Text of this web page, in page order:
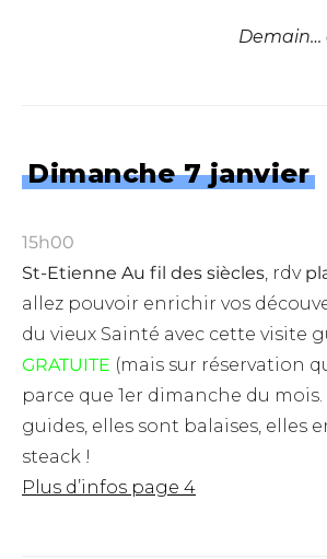
Demain…
Dimanche 7 janvier
15h00
St-Etienne Au fil des siècles , rdv
allez pouvoir enrichir vos
du vieux Sainté avec cette visite
GRATUITE (mais sur réservation
parce que 1er dimanche du
guides, elles sont balaises, elles
steack !
Plus d’infos page 4